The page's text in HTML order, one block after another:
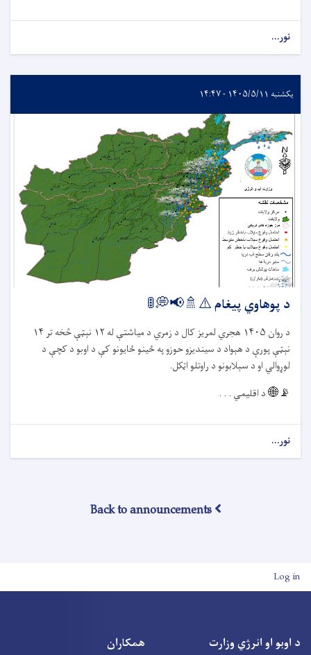
نور...
یکشنبه ۱۴۰۵/۵/۱۱ - ۱۴:۴۷
د پوهاوي پیغام ⚠️🚿📢💭🚦
د روان ۱۴۰۵ هجري لمریز کال د زمري د میاشتې له ۱۲ نېټې څخه تر۱۴
نېټې پورې د هېواد د سیندیزو حوزو په ځينو ځایونو کې د اوبو د کچې د
لوړوالي او د سېلابونو د راوتلو اټکل.
📡🌐د اقلیمي . . .
نور...
Back to announcements
User account menu
Log in
د اوبو او انرژي وزارت همکاران